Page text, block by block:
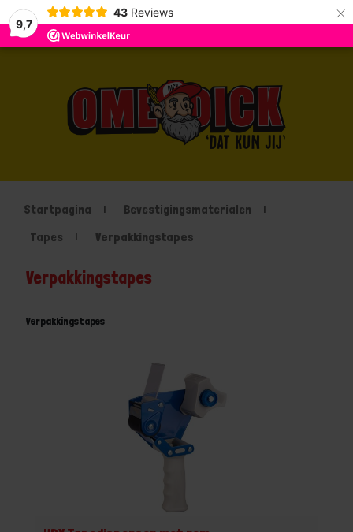
9,7
43 Reviews ×
Startpagina
Bevestigingsmaterialen
Tapes
Verpakkingstapes
Verpakkingstapes
Verpakkingstapes